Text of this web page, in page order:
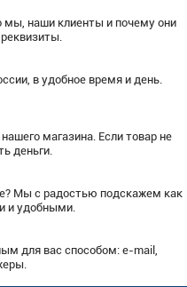
мы, наши клиенты и почему они
в удобное время и день.
магазина. Если товар не
деньги.
Мы с радостью подскажем как
и удобными.
для вас способом: e-mail,